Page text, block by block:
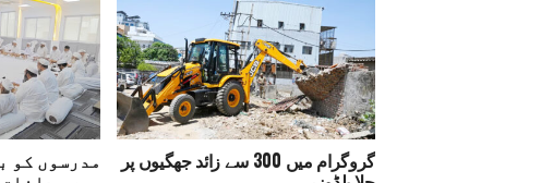
گروگرام میں 300 سے زائد جھگیوں پر مدرسوں کو